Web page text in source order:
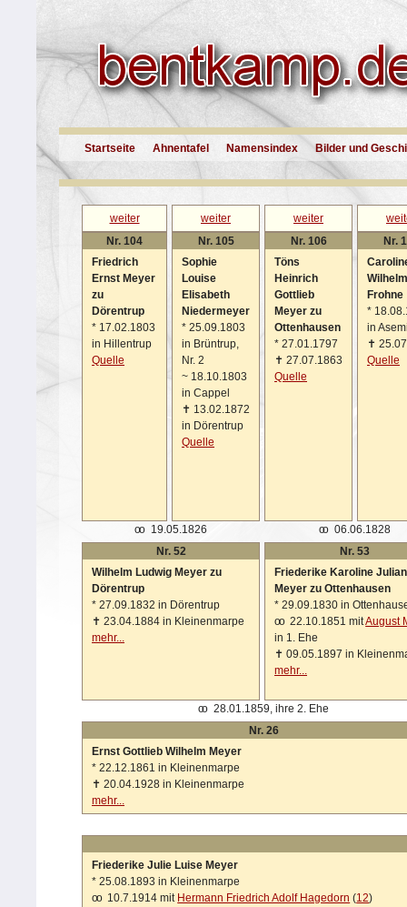
Startseite Ahnentafel Namensindex Bilder und
weiter weiter weiter
Nr. 104
Friedrich
Ernst Meyer
zu
Dörentrup
* 17.02.1803
in Hillentrup
Quelle
Nr. 105
Sophie
Louise
Elisabeth
Niedermeyer
* 25.09.1803
in Brüntrup,
Nr. 2
~ 18.10.1803
in Cappel
✝ 13.02.1872
in Dörentrup
Quelle
Nr. 106
Töns
Heinrich
Gottlieb
Meyer zu
Ottenhausen
* 27.01.1797
✝ 27.07.1863
Quelle
Nr.
Frohne
*
in
✝
Quelle
oo 19.05.1826 oo 06.06.1828
Nr. 52
Wilhelm Ludwig Meyer zu
Dörentrup
* 27.09.1832 in Dörentrup
✝ 23.04.1884 in Kleinenmarpe
mehr...
Nr. 53
Friederike Karoline
Meyer zu Ottenhausen
* 29.09.1830 in
oo 22.10.1851 mitAugust
in 1. Ehe
✝ 09.05.1897 in
mehr...
oo 28.01.1859, ihre 2. Ehe
Nr. 26
Ernst Gottlieb Wilhelm Meyer
* 22.12.1861 in Kleinenmarpe
✝ 20.04.1928 in Kleinenmarpe
mehr...
Friederike Julie Luise Meyer
* 25.08.1893 in Kleinenmarpe
oo
10.7.1914 mit Hermann Friedrich Adolf Hagedorn (12)